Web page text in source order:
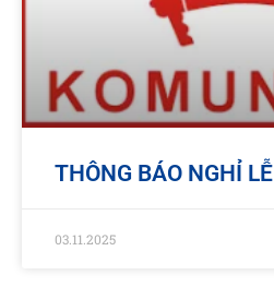
THÔNG BÁO NGHỈ LỄ
03.11.2025